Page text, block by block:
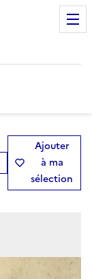
Ajouter
à ma
sélection